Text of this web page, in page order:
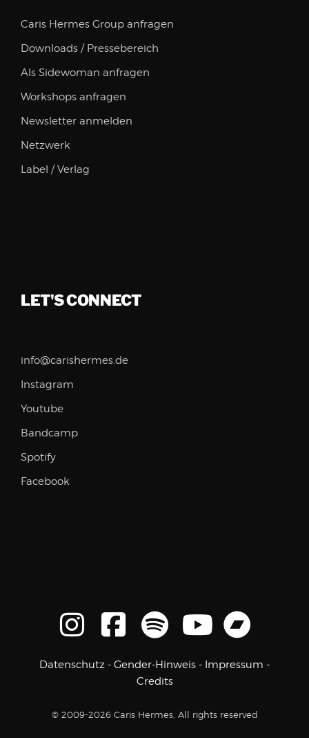
Caris Hermes Group anfragen
Downloads / Pressebereich
Als Sidewoman anfragen
Workshops anfragen
Newsletter anmelden
Netzwerk
Label / Verlag
LET'S CONNECT
info@carishermes.de
Instagram
Youtube
Bandcamp
Spotify
Facebook
Datenschutz - Gender-Hinweis - Impressum -
Credits
© 2009-2026 Caris Hermes, All rights reserved